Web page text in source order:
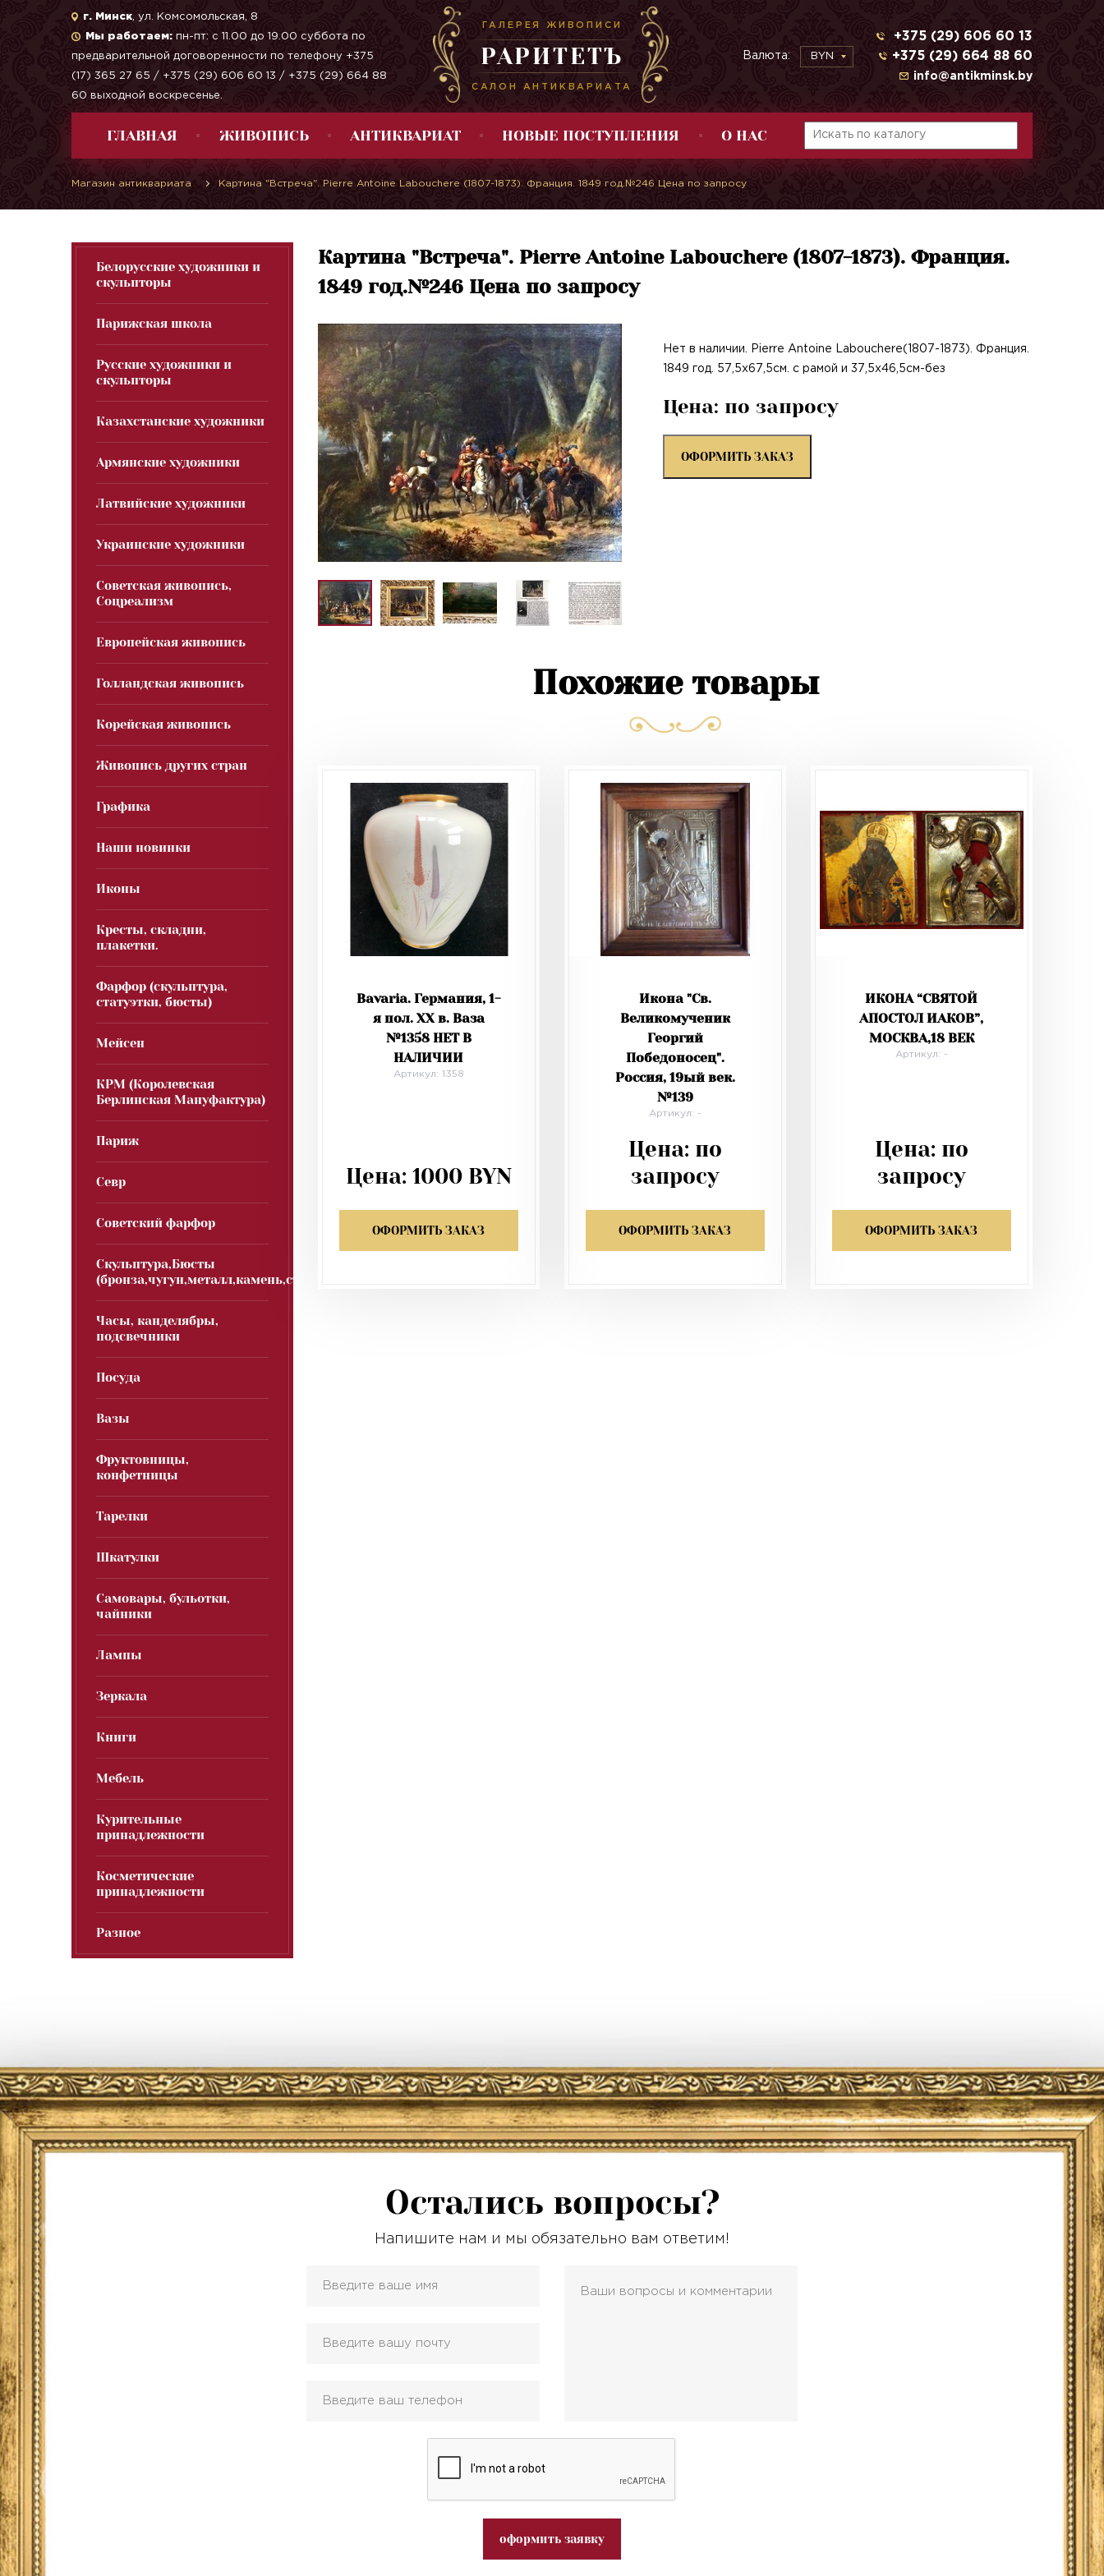
ГАЛЕРЕЯ ЖИВОПИСИ
РАРИТЕТЪ
САЛОН АНТИКВАРИАТА
г. Минск , ул. Комсомольская, 8
Мы работаем: пн-пт: с 11.00 до 19.00 суббота по
предварительной договоренности по телефону +375
(17) 365 27 65 / +375 (29) 606 60 13 / +375 (29) 664 88
60 выходной воскресенье.
Валюта: BYN
+375 (29) 606 60 13
+375 (29) 664 88 60
info@antikminsk.by
ГЛАВНАЯ ЖИВОПИСЬ АНТИКВАРИАТ НОВЫЕ ПОСТУПЛЕНИЯ О НАС
Магазин антиквариата Картина "Встреча". Pierre Antoine Labouchere (1807-1873). Франция. 1849 год.№246 Цена по запросу
Белорусские художники и
скульпторы
Парижская школа
Русские художники и
скульпторы
Казахстанские художники
Армянские художники
Латвийские художники
Украинские художники
Советская живопись,
Соцреализм
Европейская живопись
Голландская живопись
Корейская живопись
Живопись других стран
Графика
Наши новинки
Иконы
Кресты, складни,
плакетки.
Фарфор (скульптура,
статуэтки, бюсты)
Мейсен
КРМ (Королевская
Берлинская Мануфактура)
Париж
Севр
Советский фарфор
Скульптура,Бюсты
(бронза,чугун,металл,камень,стекло)
Часы, канделябры,
подсвечники
Посуда
Вазы
Фруктовницы,
конфетницы
Тарелки
Шкатулки
Самовары, бульотки,
чайники
Лампы
Зеркала
Книги
Мебель
Курительные
принадлежности
Косметические
принадлежности
Разное
Картина "Встреча". Pierre Antoine Labouchere (1807-1873). Франция.
1849 год.№246 Цена по запросу
Нет в наличии. Pierre Antoine Labouchere(1807-1873). Франция.
1849 год. 57,5х67,5см. с рамой и 37,5х46,5см-без
Цена: по запросу
ОФОРМИТЬ ЗАКАЗ
Похожие товары
Bavaria. Германия, 1-
я пол. XX в. Ваза
№1358 НЕТ В
НАЛИЧИИ
Артикул: 1358
Цена: 1000BYN
ОФОРМИТЬ ЗАКАЗ
Икона "Св.
Великомученик
Георгий
Победоносец".
Россия, 19ый век.
№139
Артикул: -
Цена: по
запросу
ОФОРМИТЬ ЗАКАЗ
ИКОНА “СВЯТОЙ
АПОСТОЛ ИАКОВ”,
МОСКВА,18 ВЕК
Артикул: -
Цена: по
запросу
ОФОРМИТЬ ЗАКАЗ
Остались вопросы?
Напишите нам и мы обязательно вам ответим!
оформить заявку